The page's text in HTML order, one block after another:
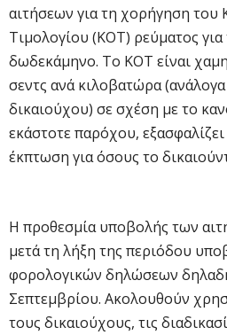
αιτήσεων για τη χορήγηση του
Τιμολογίου (ΚΟΤ) ρεύματος
δωδεκάμηνο. Το ΚΟΤ είναι
σεντς ανά κιλοβατώρα
δικαιούχου) σε σχέση με το
εκάστοτε παρόχου,
έκπτωση για όσους το
Η προθεσμία υποβολής των
μετά τη λήξη της περιόδου
φορολογικών δηλώσεων δηλαδή
Σεπτεμβρίου. Ακολουθούν
τους δικαιούχους, τις